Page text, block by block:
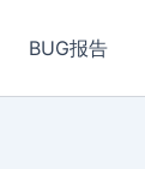
BUG报告